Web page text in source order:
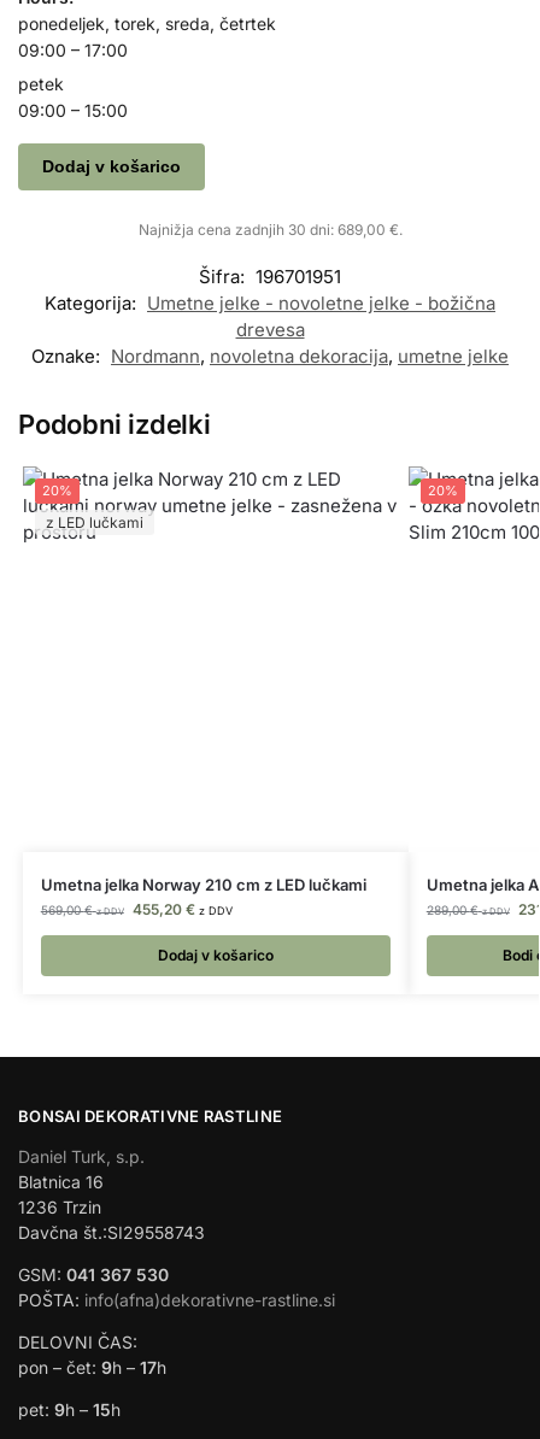
ponedeljek, torek, sreda, četrtek
09:00 – 17:00
petek
09:00 – 15:00
Dodaj v košarico
Najnižja cena zadnjih 30 dni: 689,00 €.
Šifra: 196701951
Kategorija: Umetne jelke - novoletne jelke - božična
drevesa
Oznake: Nordmann, novoletna dekoracija, umetne jelke
Podobni izdelki
20%
z LED lučkami
Umetna jelka Norway 210 cm z LED lučkami
569,00€ z DDV 455,20 € z DDV
Dodaj v košarico
20%
Umetna jelka
289,00€ z DDV
Bodi
BONSAI DEKORATIVNE RASTLINE
Daniel Turk, s.p.
Blatnica 16
1236 Trzin
Davčna št.:SI29558743
GSM: 041 367 530
POŠTA: info(afna)dekorativne-rastline.si
DELOVNI ČAS:
pon – čet: 9h – 17h
pet: 9h – 15h